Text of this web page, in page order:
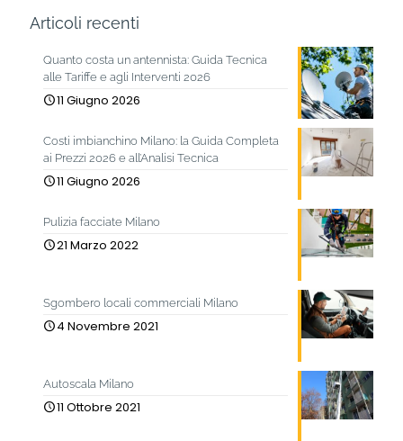
Articoli recenti
Quanto costa un antennista: Guida Tecnica
alle Tariffe e agli Interventi 2026
11 Giugno 2026
Costi imbianchino Milano: la Guida Completa
ai Prezzi 2026 e all’Analisi Tecnica
11 Giugno 2026
Pulizia facciate Milano
21 Marzo 2022
Sgombero locali commerciali Milano
4 Novembre 2021
Autoscala Milano
11 Ottobre 2021